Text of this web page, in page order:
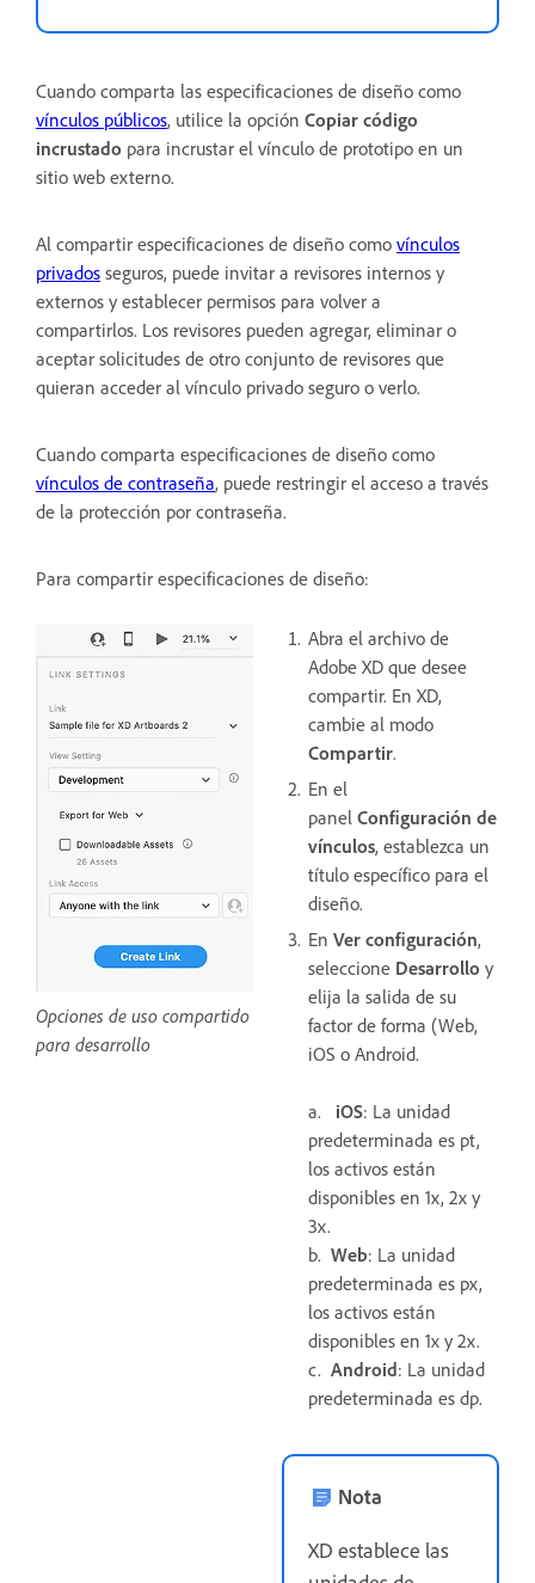
Cuando comparta las especificaciones de diseño como
vínculos públicos, utilice la opción Copiar código
incrustado para incrustar el vínculo de prototipo en un
sitio web externo.
Al compartir especificaciones de diseño como vínculos
privados seguros, puede invitar a revisores internos y
externos y establecer permisos para volver a
compartirlos. Los revisores pueden agregar, eliminar o
aceptar solicitudes de otro conjunto de revisores que
quieran acceder al vínculo privado seguro o verlo.
Cuando comparta especificaciones de diseño como
vínculos de contraseña, puede restringir el acceso a través
de la protección por contraseña.
Para compartir especificaciones de diseño:
Opciones de uso compartido
para desarrollo
Abra el archivo de
Adobe XD que desee
compartir. En XD,
cambie al modo
Compartir.
En el
panel Configuración de
vínculos, establezca un
título específico para el
diseño.
En Ver configuración,
seleccione Desarrollo y
elija la salida de su
factor de forma (Web,
iOS o Android.
a. iOS: La unidad
predeterminada es pt,
los activos están
disponibles en 1x, 2x y
3x.
b. Web: La unidad
predeterminada es px,
los activos están
disponibles en 1x y 2x.
c. Android: La unidad
predeterminada es dp.
Nota
XD establece las